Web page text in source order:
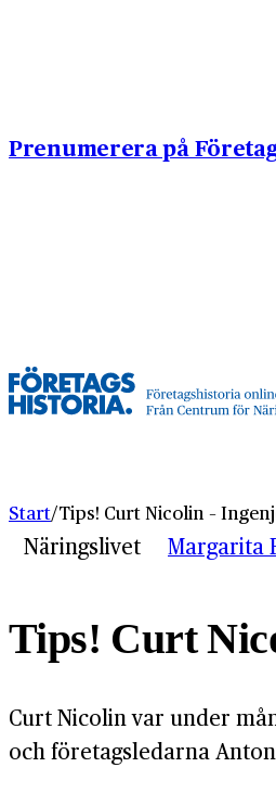
Prenumerera på
Start/Tips! Curt Nicolin –
Näringslivet Margarita
Tips! Curt
Curt Nicolin var under
och företagsledarna